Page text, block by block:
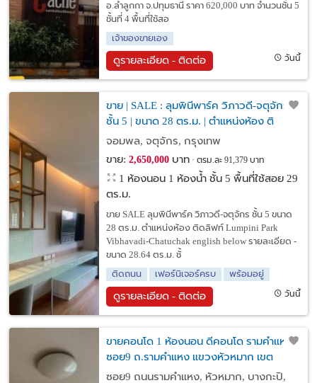
อ.ลำลูกกา จ.ปทุมธานี ราคา 620,000 บาท จำนวนชั้น 5
ชั้นที่ 4 พื้นที่ใช้สอ
เจ้าของขายเอง
ดูรายละเอียด - ติดต่อ วันนี้
ขาย | SALE : ลุมพินีพาร์ค วิภาวดี-จตุจักร |
ชั้น 5 | ขนาด 28 ตร.ม. | ตำแหน่งห้อง ติ
ดลิฟท์ | Lumpini Park Vibhavadi-Chatuchak
จอมพล, จตุจักร, กรุงเทพ
ขาย: 2,650,000บาท ตรม.ละ 91,379 บาท
1 ห้องนอน 1 ห้องน้ำ ชั้น 5 พื้นที่ใช้สอย 29
ตร.ม.
ขาย SALE ลุมพินีพาร์ค วิภาวดี-จตุจักร ชั้น 5 ขนาด
28 ตร.ม. ตำแหน่งห้อง ติดลิฟท์ Lumpini Park
Vibhavadi-Chatuchak english below รายละเอียด -
ขนาด 28.64 ตร.ม. ชั้
ติดถนน
เฟอร์นิเจอร์ครบ พร้อมอยู่
ดูรายละเอียด - ติดต่อ วันนี้
ขายคอนโด 1 ห้องนอน ดีคอนโด รามคำแหง
ซอย9 ถ.รามคำแหง แขวงหัวหมาก เขต
บางกะปิ กทม. ใกล้สถานีรถไฟฟ้า 2 สาย
ซอย9 ถนนรามคำแหง, หัวหมาก, บางกะปิ,